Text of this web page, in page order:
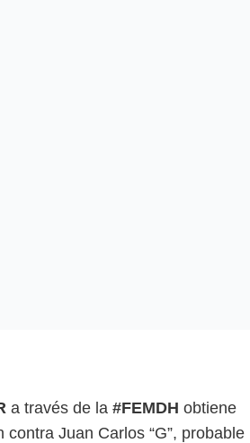
a través de la #FEMDH obtiene
Juan Carlos “G”, probable